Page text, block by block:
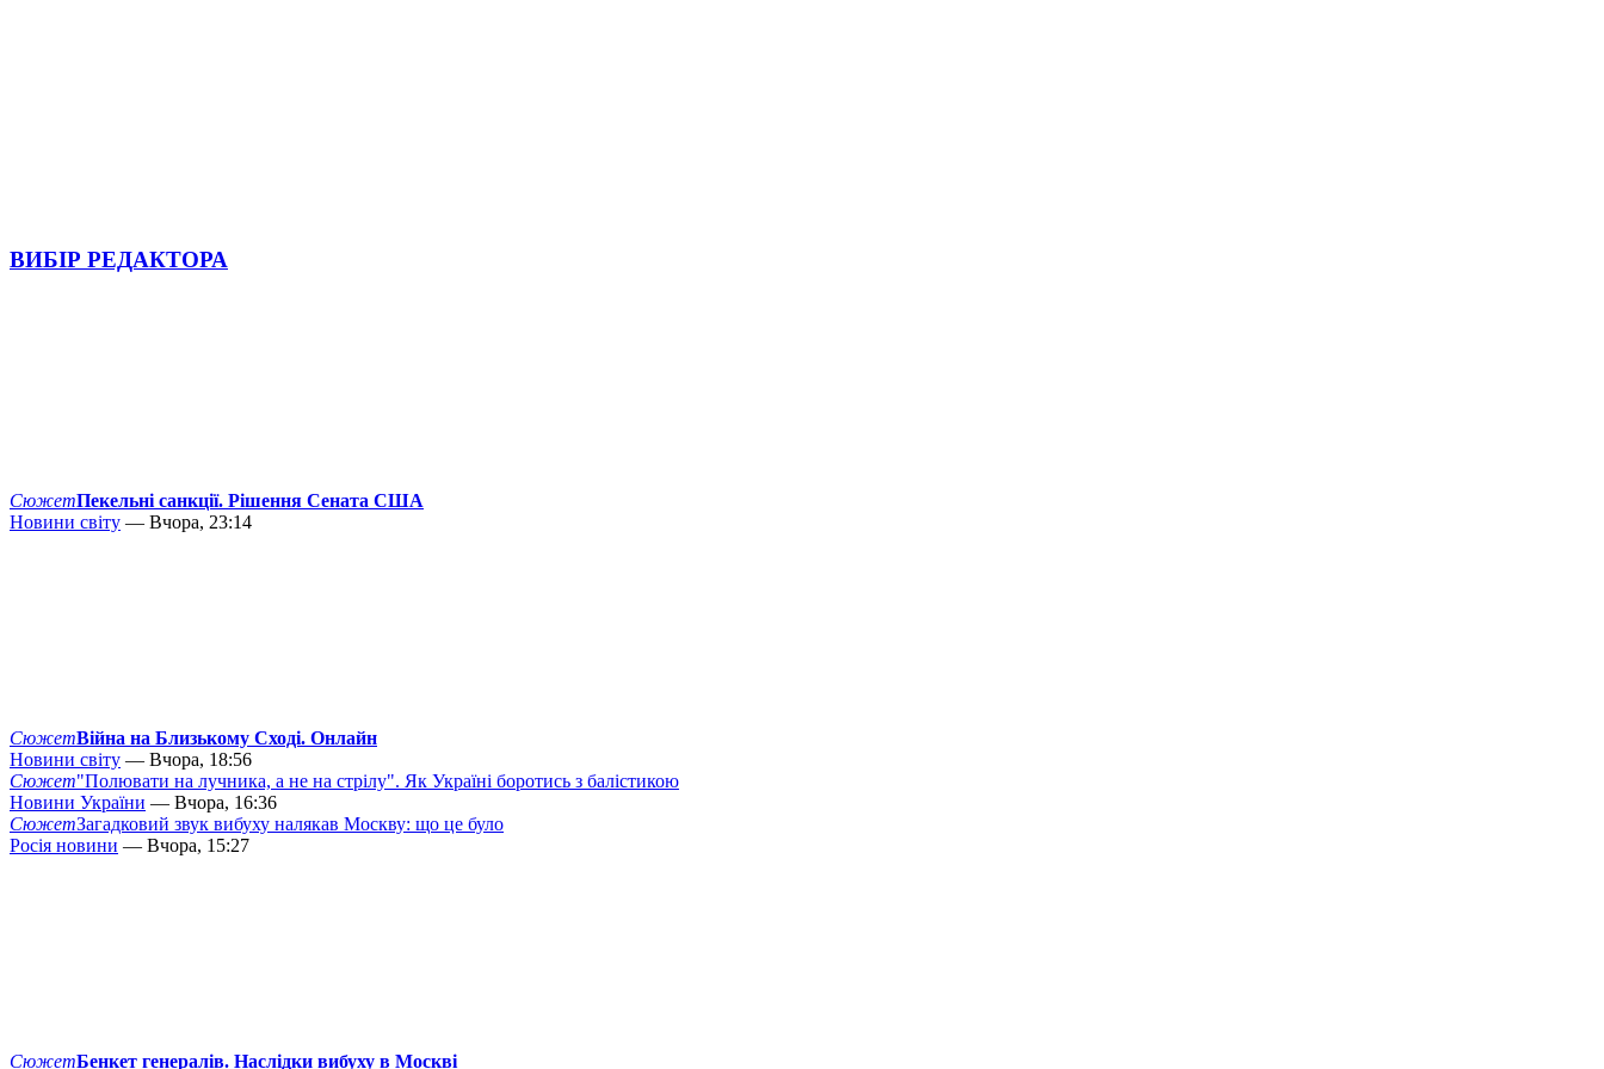
ВИБІР РЕДАКТОРА
СюжетПекельні санкції. Рішення Сената США
Новини світу — Вчора, 23:14
СюжетВійна на Близькому Сході. Онлайн
Новини світу — Вчора, 18:56
Сюжет"Полювати на лучника, а не на стрілу". Як Україні боротись з балістикою
Новини України — Вчора, 16:36
СюжетЗагадковий звук вибуху налякав Москву: що це було
Росія новини — Вчора, 15:27
СюжетБенкет генералів. Наслідки вибуху в Москві